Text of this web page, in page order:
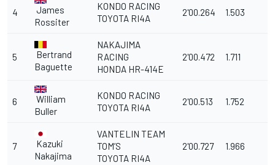
4
James
Rossiter
KONDO RACING
TOYOTA RI4A
2'00.264 1.503
5
Bertrand
Baguette
NAKAJIMA
RACING
HONDA HR-414E
2'00.472 1.711
6
William
Buller
KONDO RACING
TOYOTA RI4A
2'00.513 1.752
7
Kazuki
Nakajima
VANTELIN TEAM
TOM’S
TOYOTA RI4A
2'00.727 1.966